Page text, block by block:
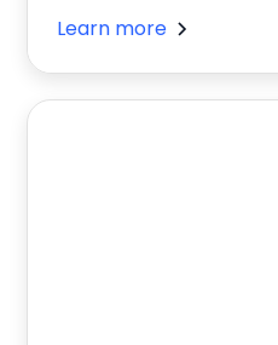
Learn more